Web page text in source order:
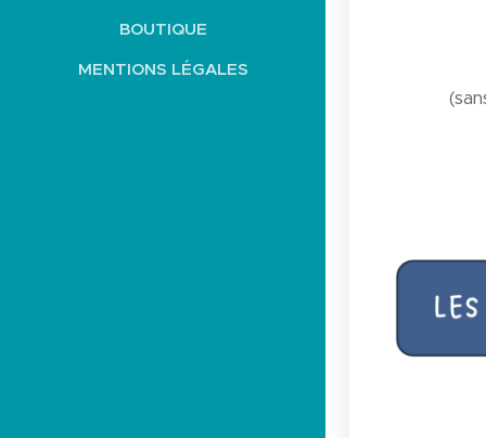
BOUTIQUE
MENTIONS LÉGALES